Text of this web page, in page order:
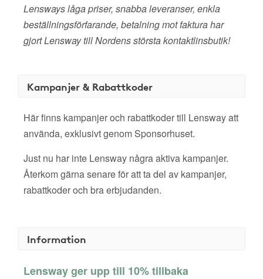
Lensways låga priser, snabba leveranser, enkla
beställningsförfarande, betalning mot faktura har
gjort Lensway till Nordens största kontaktlinsbutik!
Kampanjer & Rabattkoder
Här finns kampanjer och rabattkoder till Lensway att
använda, exklusivt genom Sponsorhuset.
Just nu har inte Lensway några aktiva kampanjer.
Återkom gärna senare för att ta del av kampanjer,
rabattkoder och bra erbjudanden.
Information
Lensway ger upp till 10% tillbaka